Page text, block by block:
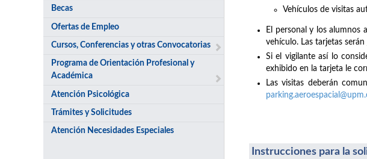
Becas
Ofertas de Empleo
Cursos, Conferencias y otras Convocatorias
Programa de Orientación Profesional y
Académica
Atención Psicológica
Trámites y Solicitudes
Atención Necesidades Especiales
Vehículos de visitas
El personal y los alumnos
vehículo. Las tarjetas serán
Si el vigilante así lo
exhibido en la tarjeta le
Las visitas deberán
Instrucciones para la